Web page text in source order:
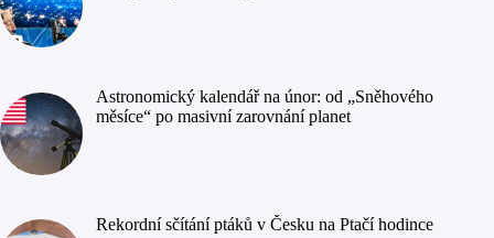
Astronomický kalendář na únor: od „Sněhového
měsíce“ po masivní zarovnání planet
Rekordní sčítání ptáků v Česku na Ptačí hodince